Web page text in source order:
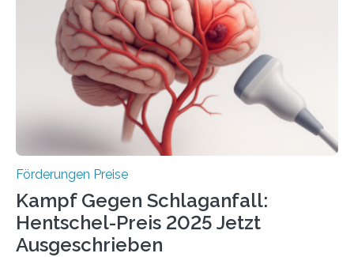
Gemeinschaftsforschung (IGF), Zentrales
Innovationsprogramm Mittelstand (ZIM) und
Innovationskompetenz INNO-KOM. Auf dem
Innovationstag Mittelstand 2025 am 5. Juni 2025 in
Berlin überbrachte das Bundesministerium für
Wirtschaft und Energie eine gute Nachricht:
Überplanmäßige Verpflichtungsermächtigungen in
Förderungen Preise
Kampf Gegen Schlaganfall:
Hentschel-Preis 2025 Jetzt
Ausgeschrieben